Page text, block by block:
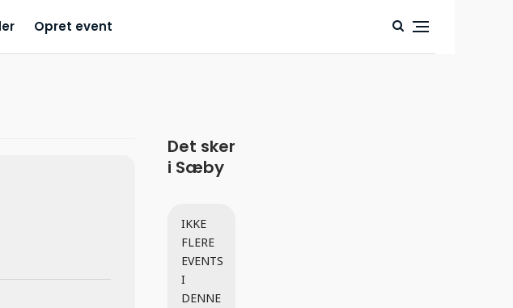
Opret event
Det sker
i Sæby
IKKE
FLERE
EVENTS
I
DENNE